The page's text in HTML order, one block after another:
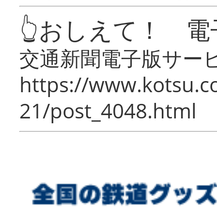
👆おしえて！ 電
交通新聞電子版サー
https://
21/post_4048.html